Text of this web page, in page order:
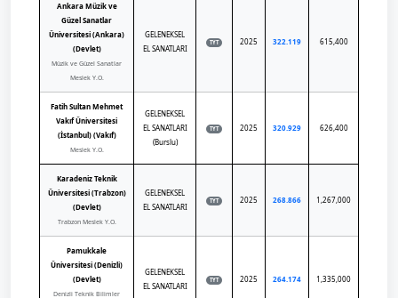
Ankara Müzik ve
Güzel Sanatlar
Üniversitesi (Ankara)
(Devlet)
Müzik ve Güzel Sanatlar
Meslek Y.O.
GELENEKSEL
EL SANATLARI
TYT 2025 322.119 615,400
Fatih Sultan Mehmet
Vakıf Üniversitesi
(İstanbul) (Vakıf)
Meslek Y.O.
GELENEKSEL
EL SANATLARI
(Burslu)
TYT 2025 320.929 626,400
Karadeniz Teknik
Üniversitesi (Trabzon)
(Devlet)
Trabzon Meslek Y.O.
GELENEKSEL
EL SANATLARI
TYT 2025 268.866 1,267,000
Pamukkale
Üniversitesi (Denizli)
(Devlet)
Denizli Teknik Bilimler
GELENEKSEL
EL SANATLARI
TYT 2025 264.174 1,335,000